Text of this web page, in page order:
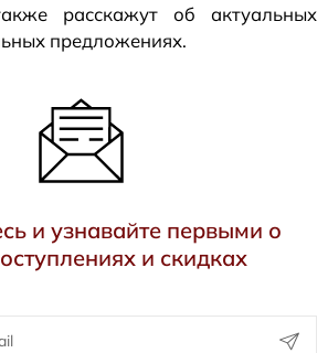
расскажут об актуальных
предложениях.
и узнавайте первыми о
и скидках